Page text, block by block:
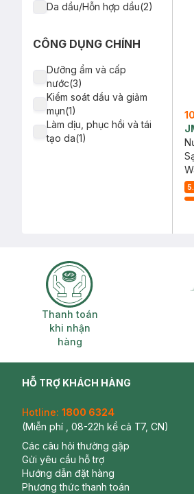
Da dầu/Hỗn hợp dầu(2)
CÔNG DỤNG CHÍNH
Dưỡng ẩm và cấp
nước(3)
Kiểm soát dầu và giảm
mụn(1)
Làm dịu, phục hồi và tái
tạo da(1)
Thanh toán khi nhận
Thanh toán
khi nhận
hàng
HỖ TRỢ KHÁCH HÀNG
Hotline: 1800 6324
(Miễn phí , 08-22h kể cả T7, CN)
Các câu hỏi thường gặp
Gửi yêu cầu hỗ trợ
Hướng dẫn đặt hàng
Phương thức thanh toán